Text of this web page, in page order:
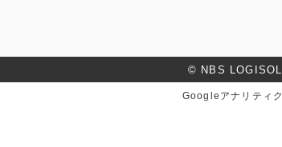
© NBS
Googleアナリティ